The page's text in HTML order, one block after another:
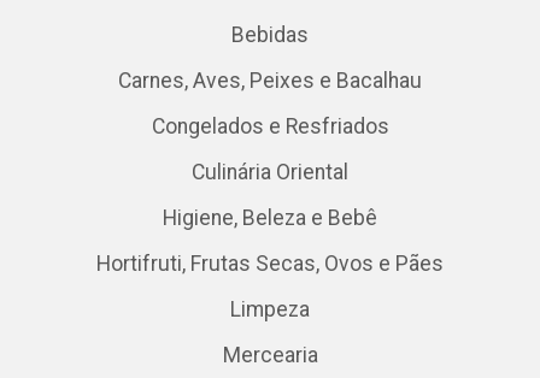
Bebidas
Carnes, Aves, Peixes e Bacalhau
Congelados e Resfriados
Culinária Oriental
Higiene, Beleza e Bebê
Hortifruti, Frutas Secas, Ovos e Pães
Limpeza
Mercearia